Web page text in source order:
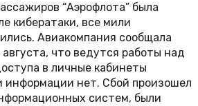
“Аэрофлота” была
кибератаки, все мили
Авиакомпания сообщала
что ведутся работы над
в личные кабинеты
информации нет. Сбой произошел
систем, были